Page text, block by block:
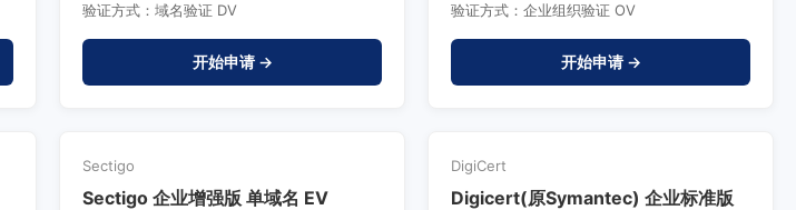
验证方式：域名验证 DV
开始申请 →
验证方式：企业组织验证 OV
开始申请 →
Sectigo
Sectigo 企业增强版 单域名 EV
DigiCert
Digicert(原Symantec) 企业标准版